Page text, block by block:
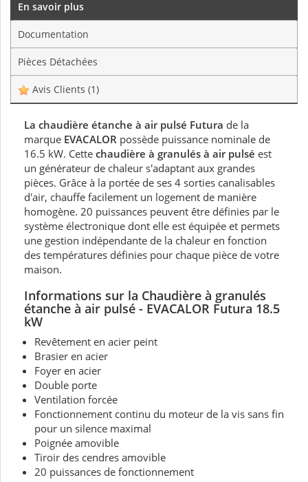
En savoir plus
Documentation
Pièces Détachées
Avis Clients (1)
La chaudière étanche à air pulsé Futura de la
marque EVACALOR possède puissance nominale de
16.5 kW. Cette chaudière à granulés à air pulsé est
un générateur de chaleur s'adaptant aux grandes
pièces. Grâce à la portée de ses 4 sorties canalisables
d'air, chauffe facilement un logement de manière
homogène. 20 puissances peuvent être définies par le
système électronique dont elle est équipée et permets
une gestion indépendante de la chaleur en fonction
des températures définies pour chaque pièce de votre
maison.
Informations sur la Chaudière à granulés
étanche à air pulsé - EVACALOR Futura 18.5
kW
Revêtement en acier peint
Brasier en acier
Foyer en acier
Double porte
Ventilation forcée
Fonctionnement continu du moteur de la vis sans fin
pour un silence maximal
Poignée amovible
Tiroir des cendres amovible
20 puissances de fonctionnement